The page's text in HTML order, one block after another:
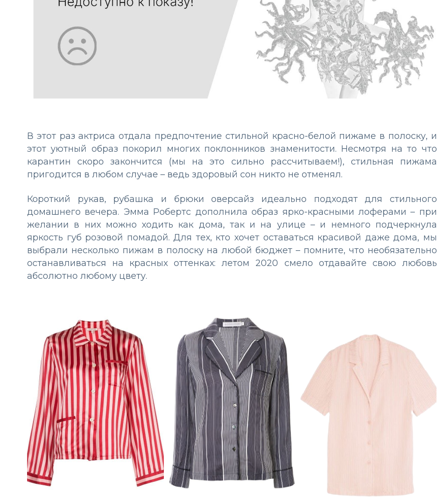
В этот раз актриса отдала предпочтение стильной красно-белой пижаме в полоску, и
этот уютный образ покорил многих поклонников знаменитости. Несмотря на то что
карантин скоро закончится (мы на это сильно рассчитываем!), стильная пижама
пригодится в любом случае – ведь здоровый сон никто не отменял.
Короткий рукав, рубашка и брюки оверсайз идеально подходят для стильного
домашнего вечера. Эмма Робертс дополнила образ ярко-красными лоферами – при
желании в них можно ходить как дома, так и на улице – и немного подчеркнула
яркость губ розовой помадой. Для тех, кто хочет оставаться красивой даже дома, мы
выбрали несколько пижам в полоску на любой бюджет – помните, что необязательно
останавливаться на красных оттенках: летом 2020 смело отдавайте свою любовь
абсолютно любому цвету.